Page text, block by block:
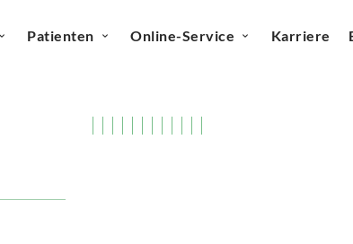
Patienten Online-Service Karriere